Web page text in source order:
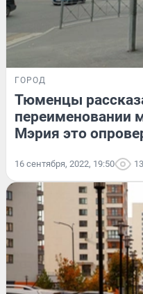
ГОРОД
Тюменцы
переименовании
Мэрия это
16 сентября, 2022, 19:50